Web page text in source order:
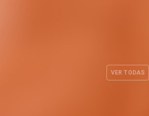
VER TODAS
para la temporada 2026-27